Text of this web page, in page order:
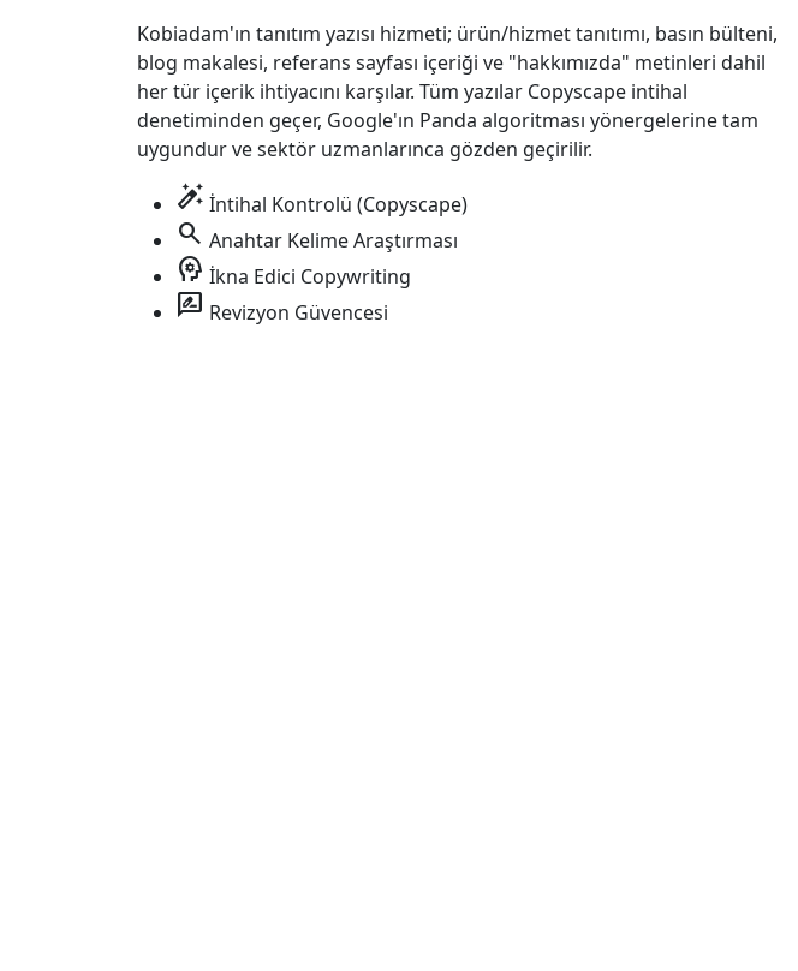
Kobiadam'ın tanıtım yazısı hizmeti; ürün/hizmet tanıtımı, basın bülteni,
blog makalesi, referans sayfası içeriği ve "hakkımızda" metinleri dahil
her tür içerik ihtiyacını karşılar. Tüm yazılar Copyscape intihal
denetiminden geçer, Google'ın Panda algoritması yönergelerine tam
uygundur ve sektör uzmanlarınca gözden geçirilir.
auto_fix_high İntihal Kontrolü (Copyscape)
search Anahtar Kelime Araştırması
psychology İkna Edici Copywriting
rate_review Revizyon Güvencesi